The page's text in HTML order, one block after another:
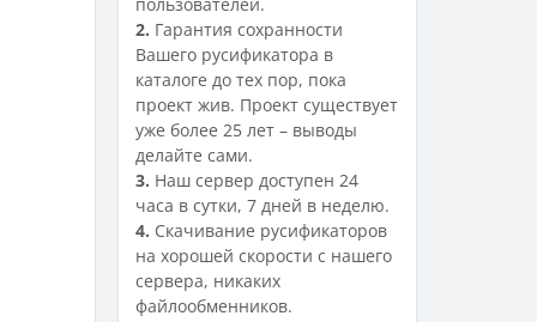
2. Гарантия сохранности
Вашего русификатора в
каталоге до тех пор, пока
проект жив. Проект существует
уже более 25 лет – выводы
делайте сами.
3. Наш сервер доступен 24
часа в сутки, 7 дней в неделю.
4. Скачивание русификаторов
на хорошей скорости с нашего
сервера, никаких
файлообменников.